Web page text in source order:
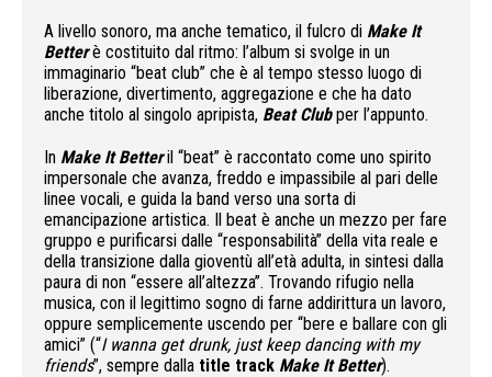
A livello sonoro, ma anche tematico, il fulcro di Make It
Betterè costituito dal ritmo: l’album si svolge in un
immaginario “beat club” che è al tempo stesso luogo di
liberazione, divertimento, aggregazione e che ha dato
anche titolo al singolo apripista, Beat Clubper l’appunto.
In Make It Betteril “beat” è raccontato come uno spirito
impersonale che avanza, freddo e impassibile al pari delle
linee vocali, e guida la band verso una sorta di
emancipazione artistica. Il beat è anche un mezzo per fare
gruppo e purificarsi dalle “responsabilità” della vita reale e
della transizione dalla gioventù all’età adulta, in sintesi dalla
paura di non “essere all’altezza”. Trovando rifugio nella
musica, con il legittimo sogno di farne addirittura un lavoro,
oppure semplicemente uscendo per “bere e ballare con gli
amici” (“I wanna get drunk, just keep dancing with my
friends”, sempre dalla title track Make It Better).